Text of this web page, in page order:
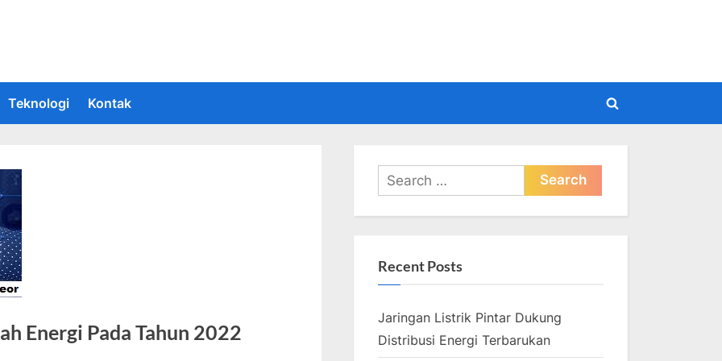
Teknologi Kontak
Toggle
Energi Pada Tahun 2022
Search
for:
Recent Posts
Jaringan Listrik Pintar Dukung
Distribusi Energi Terbarukan